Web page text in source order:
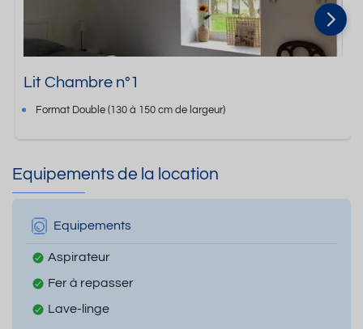
Lit Chambre n°1
Format Double (130 à 150 cm de largeur)
Equipements de la location
Equipements
Aspirateur
Fer à repasser
Lave-linge